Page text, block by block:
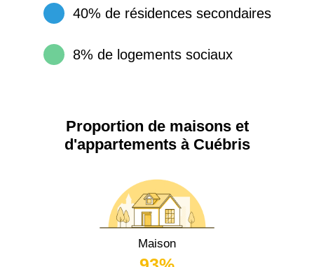
40% de résidences secondaires
8% de logements sociaux
Proportion de maisons et
d'appartements à Cuébris
Maison